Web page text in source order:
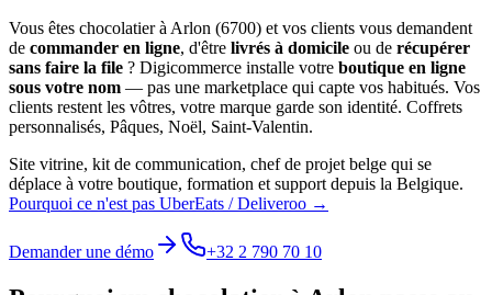
Vous êtes chocolatierà Arlon (6700) et vos clients vous demandent
de commander en ligne, d'être livrés à domicile ou de récupérer
sans faire la file ? Digicommerce installe votre boutique en ligne
sous votre nom — pas une marketplace qui capte vos habitués. Vos
clients restent les vôtres, votre marque garde son identité. Coffrets
personnalisés, Pâques, Noël, Saint-Valentin.
Site vitrine, kit de communication, chef de projet belge qui se
déplace à votre boutique, formation et support depuis la Belgique.
Pourquoi ce n'est pas UberEats / Deliveroo →
Demander une démo +32 2 790 70 10